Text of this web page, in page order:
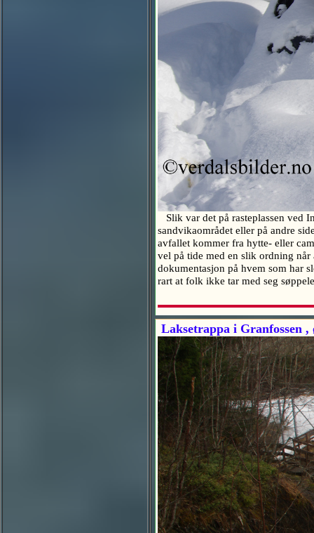
Slik var det på rasteplassen ved
sandvikaområdet eller på andre
avfallet kommer fra hytte- eller
vel på tide med en slik ordning
dokumentasjon på hvem som har
rart at folk ikke tar med seg
Laksetrappa i Granfossen ,